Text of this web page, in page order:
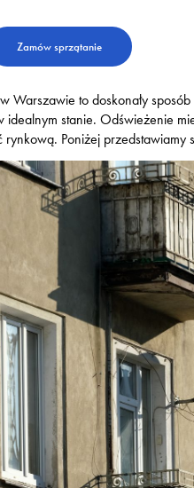
Zamów sprzątanie
Warszawie to doskonały
idealnym stanie. Odświeżenie
rynkową. Poniżej